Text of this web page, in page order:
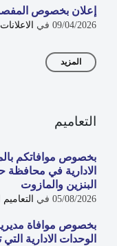
إعلان بخصوص
09/04/2026 في الاعلانات
المزيد
التعاميم
بخصوص موافاتكم
الادارية في
البنزين والمازوت
05/08/2026 في
بخصوص موافاة
الوحدات الادارية